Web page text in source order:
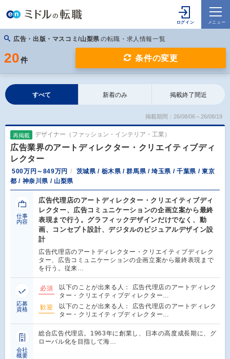
広告・出版・マスコミ/山梨県 の転職・求人情報一覧
20 件 条件の変更
すべて 新着のみ 掲載終了間近
掲載期間：26/08/06～26/08/19
再掲載 デザイナー（ファッション・インテリア・工業）
広告業界のアートディレクター・クリエイティブディ
レクター
500万円～849万円
茨城県 / 栃木県 / 群馬県 / 埼玉県 / 千葉県 / 東京
都 / 神奈川県 / 山梨県
仕事
内容
広告代理店のアートディレクター・クリエイティブディ
レクター、広告コミュニケーションの企画立案から最終
表現まで行う。グラフィックデザインだけでなく、動
画、コンセプト設計、デジタルのビジュアルデザイン設
計
広告代理店のアートディレクター・クリエイティブディレク
ター、広告コミュニケーションの企画立案から最終表現まで
を行う。従来…
応募
資格
必須
以下のことが出来る人： 広告代理店のアートディレク
ター・クリエイティブディレクター…
歓迎
以下のことが出来る人： 広告代理店のアートディレク
ター・クリエイティブディレクター…
会社
概要
総合広告代理店。1963年に創業し、日本の高度成長期に、グ
ローバル化を目指して海…